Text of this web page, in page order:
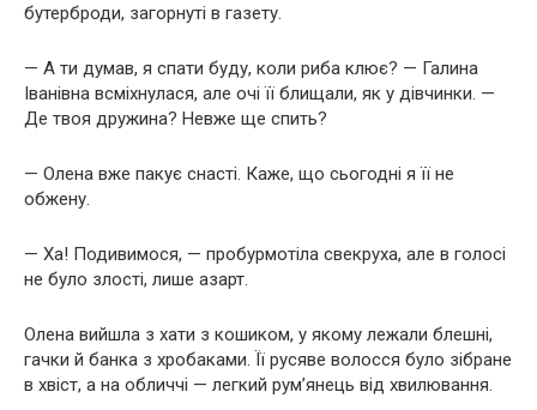
бутерброди, загорнуті в газету.
— А ти думав, я спати буду, коли риба клює? — Галина
Іванівна всміхнулася, але очі її блищали, як у дівчинки. —
Де твоя дружина? Невже ще спить?
— Олена вже пакує снасті. Каже, що сьогодні я її не
обжену.
— Ха! Подивимося, — пробурмотіла свекруха, але в голосі
не було злості, лише азарт.
Олена вийшла з хати з кошиком, у якому лежали блешні,
гачки й банка з хробаками. Її русяве волосся було зібране
в хвіст, а на обличчі — легкий рум’янець від хвилювання.